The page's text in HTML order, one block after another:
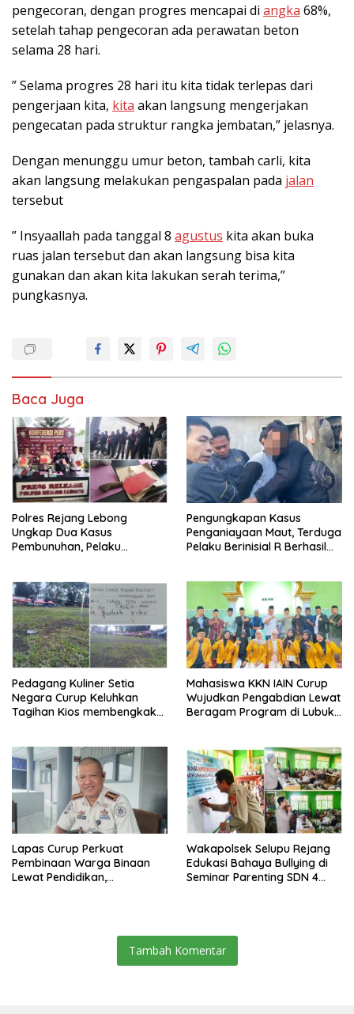
pengecoran, dengan progres mencapai di angka 68%,
setelah tahap pengecoran ada perawatan beton
selama 28 hari.
” Selama progres 28 hari itu kita tidak terlepas dari
pengerjaan kita, kita akan langsung mengerjakan
pengecatan pada struktur rangka jembatan,” jelasnya.
Dengan menunggu umur beton, tambah carli, kita
akan langsung melakukan pengaspalan pada jalan
tersebut
” Insyaallah pada tanggal 8 agustus kita akan buka
ruas jalan tersebut dan akan langsung bisa kita
gunakan dan akan kita lakukan serah terima,”
pungkasnya.
Baca Juga
Polres Rejang Lebong
Ungkap Dua Kasus
Pembunuhan, Pelaku
Pengungkapan Kasus
Penganiayaan Maut, Terduga
Pelaku Berinisial R Berhasil
Pedagang Kuliner Setia
Negara Curup Keluhkan
Tagihan Kios membengkak
Mahasiswa KKN IAIN Curup
Wujudkan Pengabdian Lewat
Beragam Program di Lubuk
Lapas Curup Perkuat
Pembinaan Warga Binaan
Lewat Pendidikan,
Wakapolsek Selupu Rejang
Edukasi Bahaya Bullying di
Seminar Parenting SDN 4
Tambah Komentar